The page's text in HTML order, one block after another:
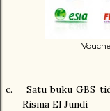
c.
Satu buku GBS
Risma El Jundi